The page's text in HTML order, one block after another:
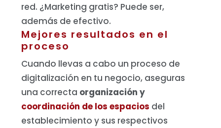
red. ¿Marketing gratis? Puede ser,
además de efectivo.
Mejores resultados en el
proceso
Cuando llevas a cabo un proceso de
digitalización en tu negocio, aseguras
una correcta organización y
coordinación de los espacios del
establecimiento y sus respectivos